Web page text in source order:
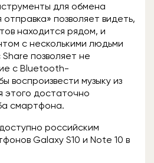
для обмена
позволяет видеть,
находится рядом, и
с несколькими людьми
позволяет не
с Bluetooth-
воспроизвести музыку из
этого достаточно
смартфона.
российским
Galaxy S10 и Note 10 в